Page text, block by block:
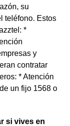
su
teléfono. Estos
*
y
contratar
* Atención
un fijo 1568 o
si vives en